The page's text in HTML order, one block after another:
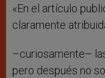
«En el artículo
claramente
–curiosamente–
pero después no